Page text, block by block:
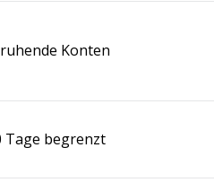
Konten
Tage begrenzt